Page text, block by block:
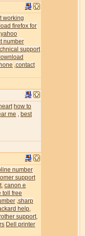
working
firefox for
yahoo
number
support
contact
how to
me
best
number
support
canon e
toll free
sharp
help
support
Dell printer